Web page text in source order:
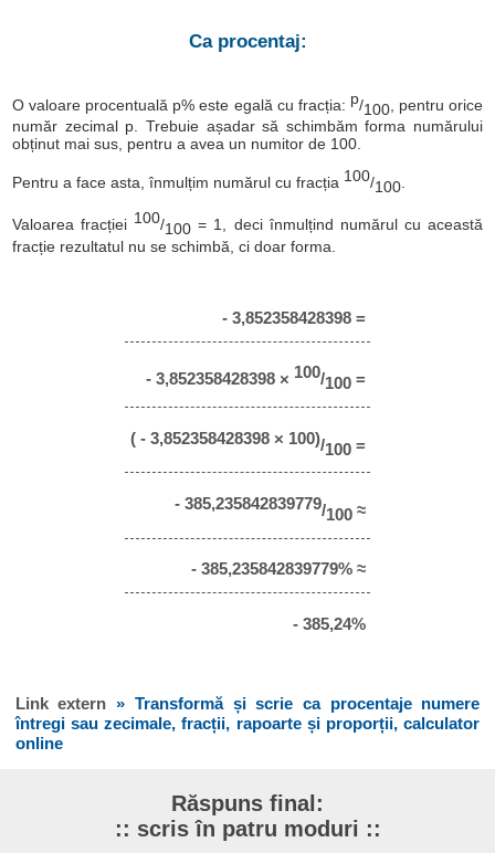
Ca procentaj:
O valoare procentuală p% este egală cu fracția: p/100, pentru orice
număr zecimal p. Trebuie așadar să schimbăm forma numărului
obținut mai sus, pentru a avea un numitor de 100.
Pentru a face asta, înmulțim numărul cu fracția 100/100
Valoarea fracției 100/100 = 1, deci înmulțind numărul cu această
fracție rezultatul nu se schimbă, ci doar forma.
- 3,852358428398 =
- 3,852358428398 × 100/100=
( - 3,852358428398 × 100)/100=
- 385,235842839779/100≈
- 385,235842839779% ≈
- 385,24%
Link extern» Transformă și scrie ca procentaje numere
întregi sau zecimale, fracții, rapoarte și proporții, calculator
online
Răspuns final:
:: scris în patru moduri ::